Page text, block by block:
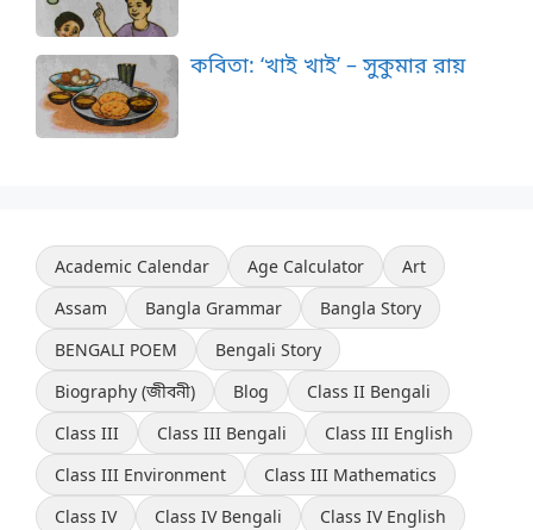
কবিতা: ‘খাই খাই’ – সুকুমার রায়
Academic Calendar Age Calculator
Art
Assam
Bangla Grammar
Bangla Story
BENGALI POEM
Bengali Story
Biography (জীবনী)
Blog
Class II Bengali
Class III
Class III Bengali
Class III English
Class III Environment
Class III Mathematics
Class IV
Class IV Bengali
Class IV English